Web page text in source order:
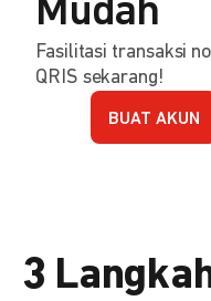
Mudah
Fasilitasi transaksi
QRIS sekarang!
BUAT AKUN
3